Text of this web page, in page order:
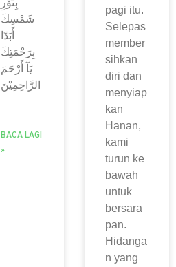
‬الرَّاحِمِيْنَ ‭
BACA LAGI
»
pagi itu.
Selepas
member
sihkan
diri dan
menyiap
kan
Hanan,
kami
turun ke
bawah
untuk
bersara
pan.
Hidanga
n yang